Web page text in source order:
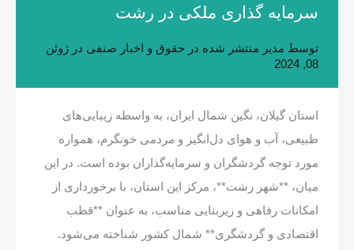
سرمایه گذاری ملکی در رشت
توسط مدیر منتشر شده در حقوق و اخبار صنفی در ژوئن
08, 2024
استان گیلان، نگین شمال ایران، به واسطه زیبایی‌های
طبیعی، آب و هوای دل‌انگیز و مردمی خونگرم، همواره
مورد توجه گردشگران و سرمایه‌گذاران بوده است. در این
میان، **شهر رشت**، مرکز این استان، با برخورداری از
امکانات رفاهی و زیربنایی مناسب، به عنوان **قطب
اقتصادی و گردشگری** شمال کشور شناخته می‌شود.